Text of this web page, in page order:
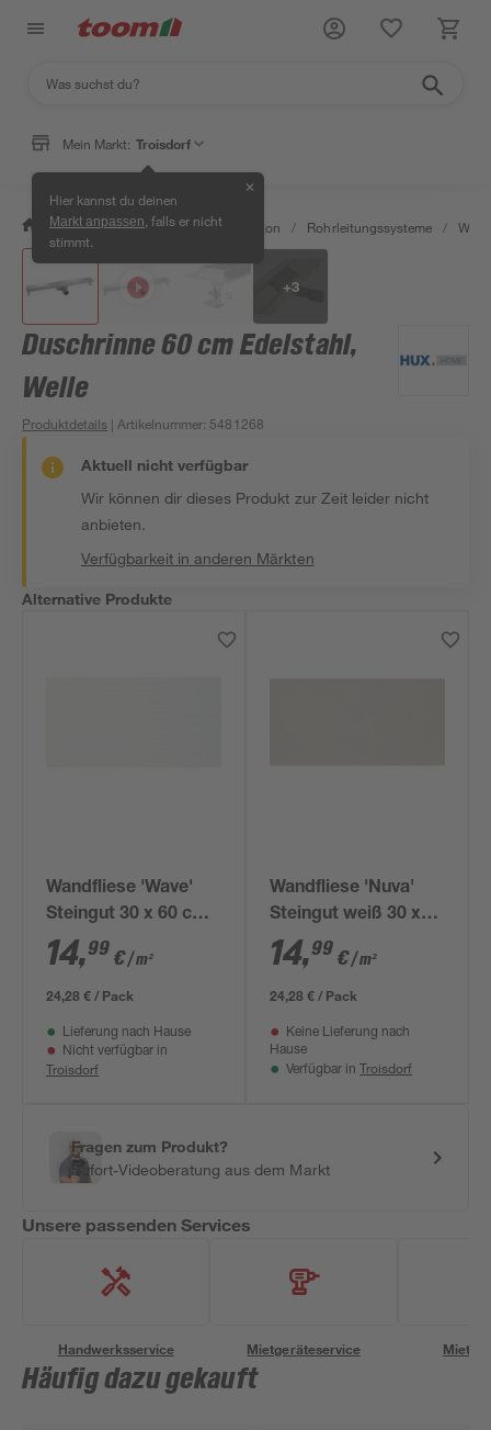
Mein Markt: Troisdorf
Hier kannst du deinen
Markt anpassen , falls er nicht
stimmt.
✕
/ Bad & Sanitär / Sanitärinstallation / Rohrleitungssysteme /
+3
Duschrinne 60 cm Edelstahl,
Welle
Produktdetails | Artikelnummer: 5481268
Aktuell nicht verfügbar
Wir können dir dieses Produkt zur Zeit leider nicht
anbieten.
Verfügbarkeit in anderen Märkten
Alternative Produkte
Wandfliese 'Wave'
Steingut 30 x 60 cm
weiß gewellt
14,99 €/ m²
24,28 € / Pack
Lieferung nach Hause
Nicht verfügbar in
Troisdorf
Wandfliese 'Nuva'
Steingut weiß 30 x
60 cm
14,99 €/ m²
24,28 € / Pack
Keine Lieferung nach
Hause
Verfügbar in Troisdorf
Fragen zum Produkt?
Sofort-Videoberatung aus dem Markt
Unsere passenden Services
Handwerksservice Mietgeräteservice
Häufig dazu gekauft